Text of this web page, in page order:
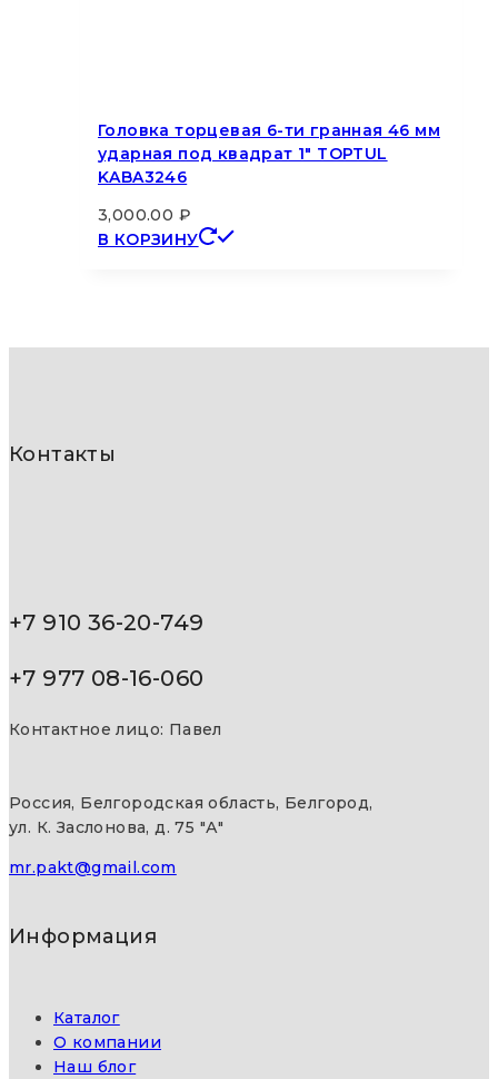
Головка торцевая 6-ти гранная 46 мм
ударная под квадрат 1″ TOPTUL
KABA3246
3,000.00 ₽
В КОРЗИНУ
Контакты
+7 910 36-20-749
+7 977 08-16-060
Контактное лицо: Павел
Россия, Белгородская область, Белгород,
ул. К. Заслонова, д. 75 "А"
mr.pakt@gmail.com
Информация
Каталог
О компании
Наш блог